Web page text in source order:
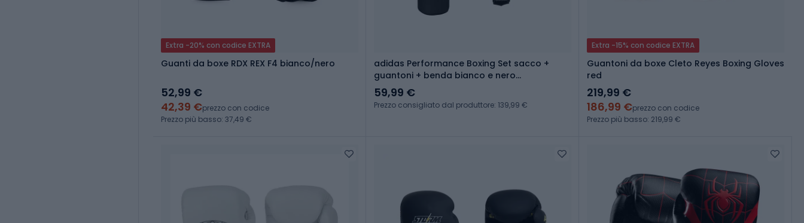
Extra -20% con codice EXTRA
Guanti da boxe RDX REX F4 bianco/nero
52,99 €
42,39 €prezzo con codice
Prezzo più basso: 37,49 €
adidas Performance Boxing Set sacco +
guantoni + benda bianco e nero
ADIBAC11KIT-EUN
59,99 €
Prezzo consigliato dal produttore: 139,99 €
Extra -15% con codice EXTRA
Guantoni da boxe Cleto Reyes Boxing Gloves
red
219,99 €
186,99 €prezzo con codice
Prezzo più basso: 219,99 €